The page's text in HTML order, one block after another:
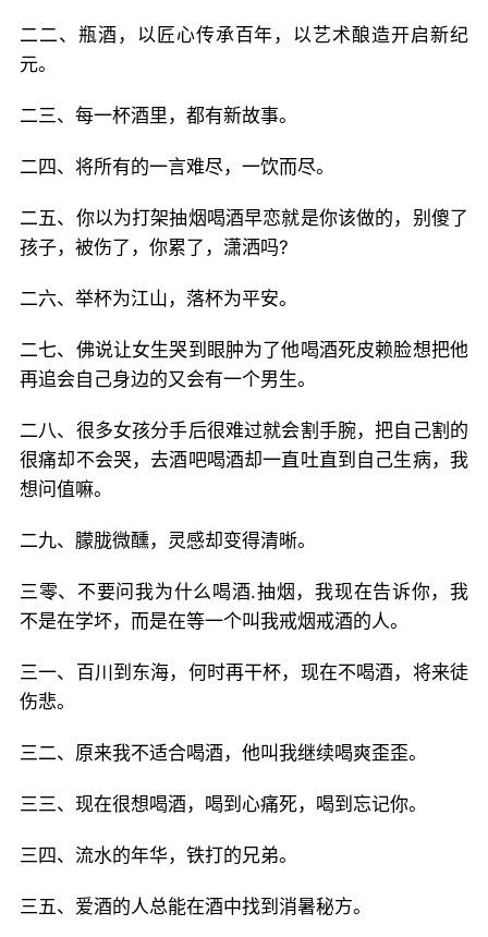
二二、瓶酒，以匠心传承百年，以艺术酿造开启新纪
元。
二三、每一杯酒里，都有新故事。
二四、将所有的一言难尽，一饮而尽。
二五、你以为打架抽烟喝酒早恋就是你该做的，别傻了
孩子，被伤了，你累了，潇洒吗?
二六、举杯为江山，落杯为平安。
二七、佛说让女生哭到眼肿为了他喝酒死皮赖脸想把他
再追会自己身边的又会有一个男生。
二八、很多女孩分手后很难过就会割手腕，把自己割的
很痛却不会哭，去酒吧喝酒却一直吐直到自己生病，我
想问值嘛。
二九、朦胧微醺，灵感却变得清晰。
三零、不要问我为什么喝酒.抽烟，我现在告诉你，我
不是在学坏，而是在等一个叫我戒烟戒酒的人。
三一、百川到东海，何时再干杯，现在不喝酒，将来徒
伤悲。
三二、原来我不适合喝酒，他叫我继续喝爽歪歪。
三三、现在很想喝酒，喝到心痛死，喝到忘记你。
三四、流水的年华，铁打的兄弟。
三五、爱酒的人总能在酒中找到消暑秘方。